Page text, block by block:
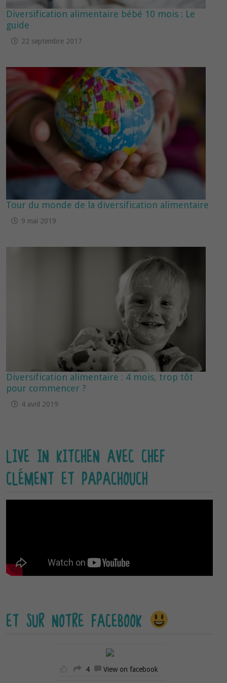
Diversification alimentaire bébé 10 mois : Le
guide
22 septembre 2017
Tour du monde de la diversification alimentaire
9 mai 2019
Diversification alimentaire : 4 mois, trop tôt
pour commencer ?
4 avril 2019
LIVE IN KITCHEN AVEC CHEF
CLÉMENT ET PAPACHOUCH
ET SUR NOTRE FACEBOOK
4 View on facebook